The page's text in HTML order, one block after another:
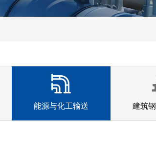
能源与化工输送 建筑